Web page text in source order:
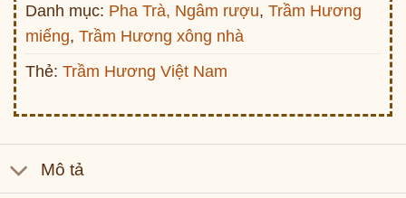
Danh mục: Pha Trà, Ngâm rượu, Trầm Hương
miếng, Trầm Hương xông nhà
Thẻ: Trầm Hương Việt Nam
Mô tả